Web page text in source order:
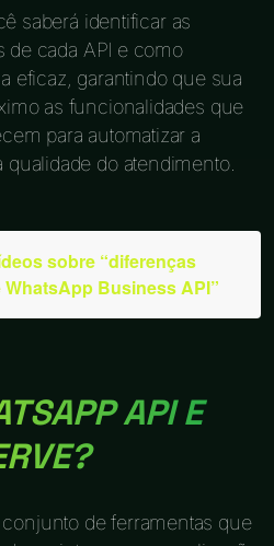
saberá identificar as
de cada API e como
eficaz, garantindo que sua
as funcionalidades que
para automatizar a
do atendimento.
sobre “diferenças
Business API”
API E
de ferramentas que